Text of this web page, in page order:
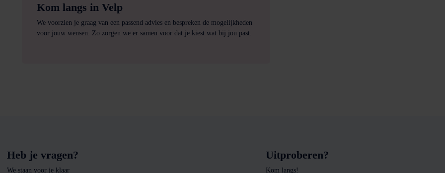
Kom langs in Velp
We voorzien je graag van een passend advies en bespreken de mogelijkheden
voor jouw wensen. Zo zorgen we er samen voor dat je kiest wat bij jou past.
Heb je vragen?
We staan voor je klaar
Uitproberen?
Kom langs!